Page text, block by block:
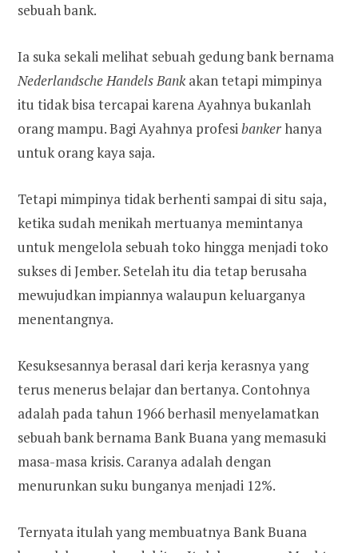
sebuah bank.
Ia suka sekali melihat sebuah gedung bank bernama
Nederlandsche Handels Bank akan tetapi mimpinya
itu tidak bisa tercapai karena Ayahnya bukanlah
orang mampu. Bagi Ayahnya profesibankerhanya
untuk orang kaya saja.
Tetapi mimpinya tidak berhenti sampai di situ saja,
ketika sudah menikah mertuanya memintanya
untuk mengelola sebuah toko hingga menjadi toko
sukses di Jember. Setelah itu dia tetap berusaha
mewujudkan impiannya walaupun keluarganya
menentangnya.
Kesuksesannya berasal dari kerja kerasnya yang
terus menerus belajar dan bertanya. Contohnya
adalah pada tahun 1966 berhasil menyelamatkan
sebuah bank bernama Bank Buana yang memasuki
masa-masa krisis. Caranya adalah dengan
menurunkan suku bunganya menjadi 12%.
Ternyata itulah yang membuatnya Bank Buana